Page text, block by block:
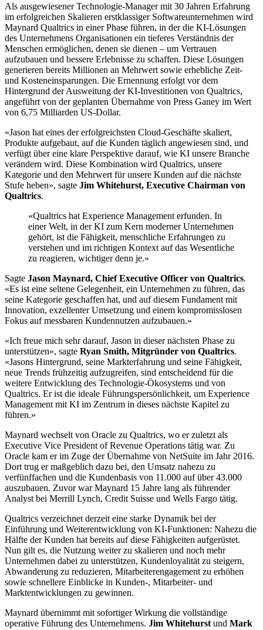
Als ausgewiesener Technologie-Manager mit 30 Jahren Erfahrung
im erfolgreichen Skalieren erstklassiger Softwareunternehmen wird
Maynard Qualtrics in einer Phase führen, in der die KI-Lösungen
des Unternehmens Organisationen ein tieferes Verständnis der
Menschen ermöglichen, denen sie dienen – um Vertrauen
aufzubauen und bessere Erlebnisse zu schaffen. Diese Lösungen
generieren bereits Millionen an Mehrwert sowie erhebliche Zeit-
und Kosteneinsparungen. Die Ernennung erfolgt vor dem
Hintergrund der Ausweitung der KI-Investitionen von Qualtrics,
angeführt von der geplanten Übernahme von Press Ganey im Wert
von 6,75 Milliarden US-Dollar.
«Jason hat eines der erfolgreichsten Cloud-Geschäfte skaliert,
Produkte aufgebaut, auf die Kunden täglich angewiesen sind, und
verfügt über eine klare Perspektive darauf, wie KI unsere Branche
verändern wird. Diese Kombination wird Qualtrics, unsere
Kategorie und den Mehrwert für unsere Kunden auf die nächste
Stufe heben», sagte Jim Whitehurst, Executive Chairman von
Qualtrics.
«Qualtrics hat Experience Management erfunden. In
einer Welt, in der KI zum Kern moderner Unternehmen
gehört, ist die Fähigkeit, menschliche Erfahrungen zu
verstehen und im richtigen Kontext auf das Wesentliche
zu reagieren, wichtiger denn je.»
Sagte Jason Maynard, Chief Executive Officer von Qualtrics.
«Es ist eine seltene Gelegenheit, ein Unternehmen zu führen, das
seine Kategorie geschaffen hat, und auf diesem Fundament mit
Innovation, exzellenter Umsetzung und einem kompromisslosen
Fokus auf messbaren Kundennutzen aufzubauen.»
«Ich freue mich sehr darauf, Jason in dieser nächsten Phase zu
unterstützen», sagte Ryan Smith, Mitgründer von Qualtrics.
«Jasons Hintergrund, seine Markterfahrung und seine Fähigkeit,
neue Trends frühzeitig aufzugreifen, sind entscheidend für die
weitere Entwicklung des Technologie-Ökosystems und von
Qualtrics. Er ist die ideale Führungspersönlichkeit, um Experience
Management mit KI im Zentrum in dieses nächste Kapitel zu
führen.»
Maynard wechselt von Oracle zu Qualtrics, wo er zuletzt als
Executive Vice President of Revenue Operations tätig war. Zu
Oracle kam er im Zuge der Übernahme von NetSuite im Jahr 2016.
Dort trug er maßgeblich dazu bei, den Umsatz nahezu zu
verfünffachen und die Kundenbasis von 11.000 auf über 43.000
auszubauen. Zuvor war Maynard 15 Jahre lang als führender
Analyst bei Merrill Lynch, Credit Suisse und Wells Fargo tätig.
Qualtrics verzeichnet derzeit eine starke Dynamik bei der
Einführung und Weiterentwicklung von KI-Funktionen: Nahezu die
Hälfte der Kunden hat bereits auf diese Fähigkeiten aufgerüstet.
Nun gilt es, die Nutzung weiter zu skalieren und noch mehr
Unternehmen dabei zu unterstützen, Kundenloyalität zu steigern,
Abwanderung zu reduzieren, Mitarbeiterengagement zu erhöhen
sowie schnellere Einblicke in Kunden-, Mitarbeiter- und
Marktentwicklungen zu gewinnen.
Maynard übernimmt mit sofortiger Wirkung die vollständige
operative Führung des Unternehmens. Jim Whitehurst und Mark